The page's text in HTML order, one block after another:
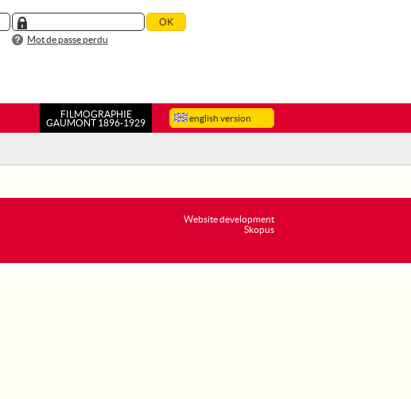
Mot de passe perdu
english version
FILMOGRAPHIE
GAUMONT 1896-1929
Website development
Skopus